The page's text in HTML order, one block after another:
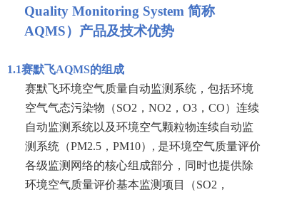
Quality Monitoring System 简称
AQMS）产品及技术优势
1.1赛默飞AQMS的组成
赛默飞环境空气质量自动监测系统，包括环境
空气气态污染物（SO2 ，NO2 ，O3 ，CO）连续
自动监测系统以及环境空气颗粒物连续自动监
测系统（PM2.5 ，PM10）, 是环境空气质量评价
各级监测网络的核心组成部分，同时也提供除
环境空气质量评价基本监测项目（SO2 ，